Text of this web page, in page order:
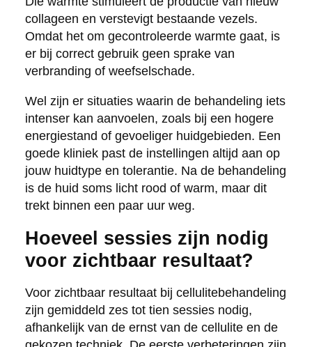
collageen en verstevigt bestaande vezels.
Omdat het om gecontroleerde warmte gaat, is
er bij correct gebruik geen sprake van
verbranding of weefselschade.
Wel zijn er situaties waarin de behandeling iets
intenser kan aanvoelen, zoals bij een hogere
energiestand of gevoeliger huidgebieden. Een
goede kliniek past de instellingen altijd aan op
jouw huidtype en tolerantie. Na de behandeling
is de huid soms licht rood of warm, maar dit
trekt binnen een paar uur weg.
Hoeveel sessies zijn nodig
voor zichtbaar resultaat?
Voor zichtbaar resultaat bij cellulitebehandeling
zijn gemiddeld zes tot tien sessies nodig,
afhankelijk van de ernst van de cellulite en de